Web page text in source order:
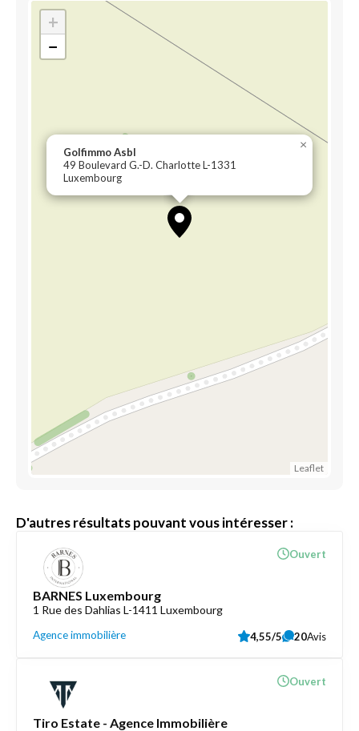
Golfimmo Asbl
49 Boulevard G.-D. Charlotte L-1331
Luxembourg
×
+
−
Leaflet
D'autres résultats pouvant vous intéresser :
BARNES Luxembourg
1 Rue des Dahlias L-1411 Luxembourg
Agence immobilière
Ouvert
4,55/5 20Avis
Tiro Estate - Agence Immobilière
Ouvert